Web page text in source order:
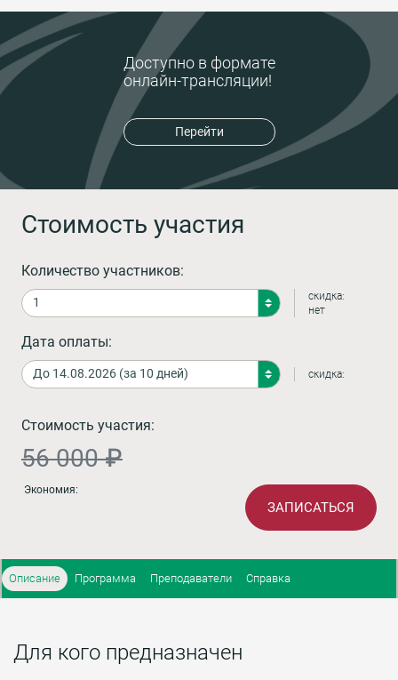
Доступно в формате
онлайн-трансляции!
Перейти
Стоимость участия
Количество участников:
скидка:
нет
Дата оплаты:
скидка:
Стоимость участия:
56 000 ₽
Экономия:
ЗАПИСАТЬСЯ
Описание Программа Преподаватели Справка
Для кого предназначен